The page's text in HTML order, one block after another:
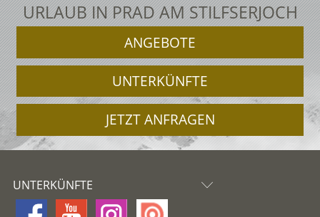
URLAUB IN PRAD AM STILFSERJOCH
ANGEBOTE
UNTERKÜNFTE
JETZT ANFRAGEN
UNTERKÜNFTE